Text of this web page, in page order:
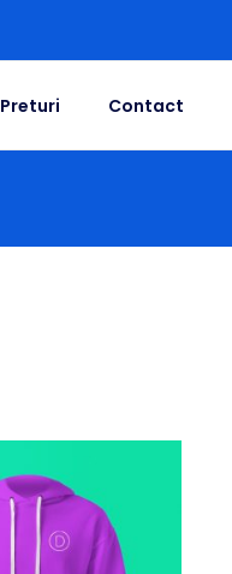
Preturi Contact